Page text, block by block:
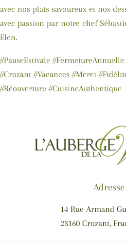
avec nos plats savoureux et nos
avec passion par notre chef
Elen.
#PauseEstivale #FermetureAnnuelle
#Crozant #Vacances #Merci
#Réouverture #CuisineAuthentique
Adresse
14 Rue Armand
23160 Crozant,